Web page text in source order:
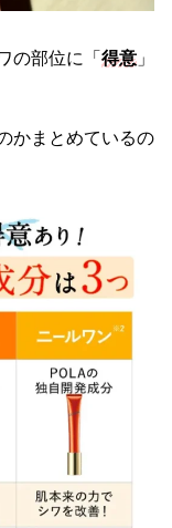
の部位に「 得意 」
かまとめているの